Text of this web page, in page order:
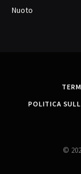
Nuoto
POLITICA
©